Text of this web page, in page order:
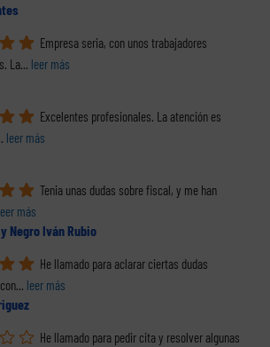
Empresa seria, con unos trabajadores
La... leer más
Excelentes profesionales. La atención es
leer más
Tenia unas dudas sobre fiscal, y me han
más
Negro Iván Rubio
He llamado para aclarar ciertas dudas
... leer más
He llamado para pedir cita y resolver algunas